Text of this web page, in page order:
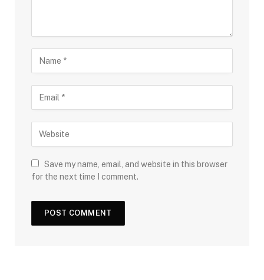
Save my name, email, and website in this browser
for the next time I comment.